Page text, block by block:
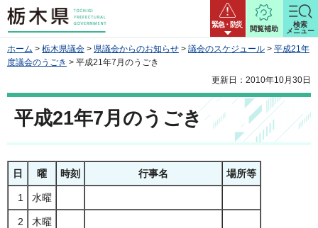
栃木県 緊急・防災
閲覧補助
検索
メニュー
ホーム > 栃木県議会 > 県議会からのお知らせ > 議会のスケジュール > 平成21年
度議会のうごき > 平成21年7月のうごき
更新日：2010年10月30日
平成21年7月のうごき
日 曜 時刻 行事名 場所等
1 水曜
2 木曜